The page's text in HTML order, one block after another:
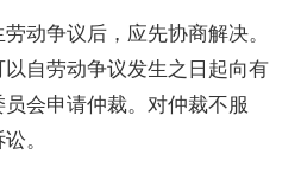
劳动争议后，应先协商解决。
自劳动争议发生之日起向有
会申请仲裁。对仲裁不服
。